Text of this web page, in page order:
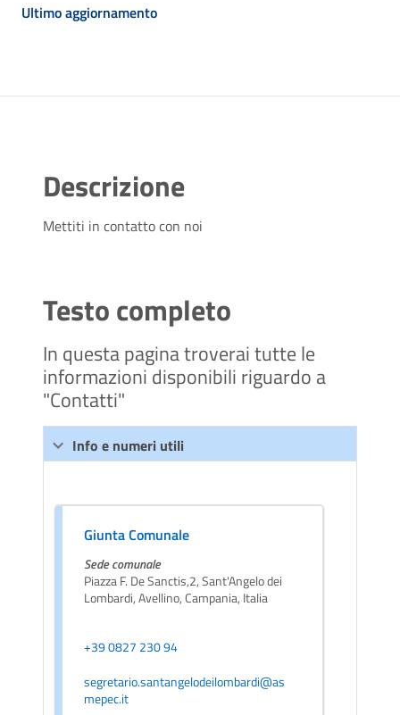
Ultimo aggiornamento
Descrizione
Mettiti in contatto con noi
Testo completo
In questa pagina troverai tutte le
informazioni disponibili riguardo a
"Contatti"
Info e numeri utili
Giunta Comunale
Sede comunale
Piazza F. De Sanctis,2, Sant'Angelo dei
Lombardi, Avellino, Campania, Italia
+39 0827 230 94
segretario.santangelodeilombardi@as
mepec.it